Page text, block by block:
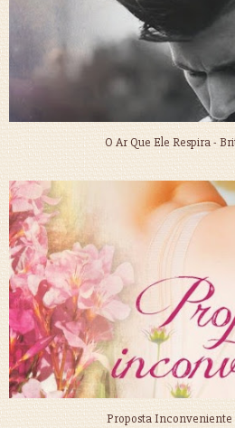
O Ar Que Ele Respira -
Proposta Inconveniente